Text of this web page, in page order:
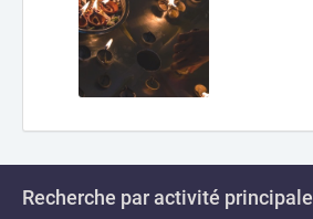
Recherche par activité principale